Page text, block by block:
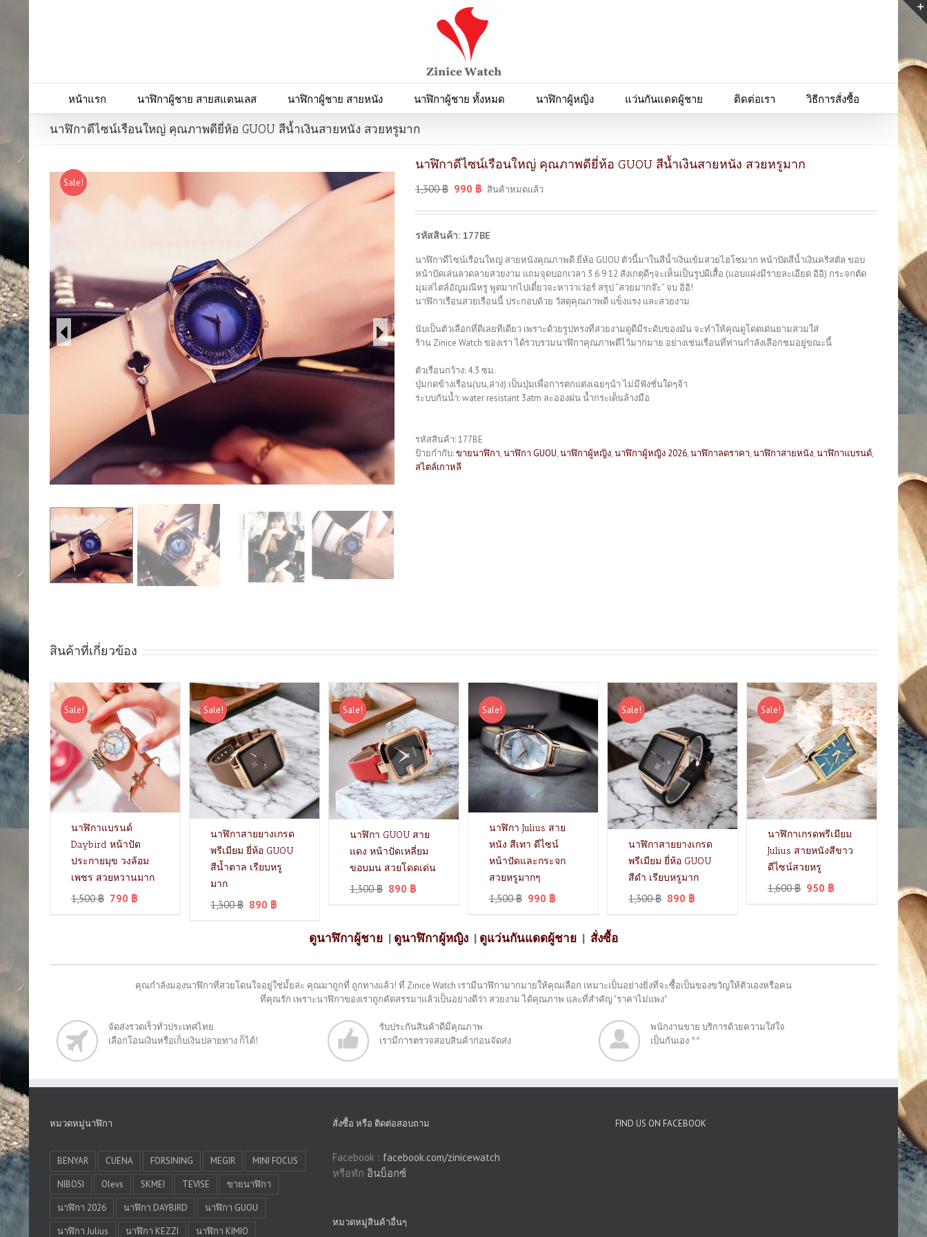
หน้าแรก นาฬิกาผู้ชาย สายสแตนเลส นาฬิกาผู้ชาย สายหนัง นาฬิกาผู้ชาย ทั้งหมด นาฬิกาผู้หญิง แว่นกันแดดผู้ชาย ติดต่อเรา วิธีการสั่งซื้อ
นาฬิกาดีไซน์เรือนใหญ่ คุณภาพดียี่ห้อ GUOU สีน้ำเงินสายหนัง สวยหรูมาก
Sale!
นาฬิกาดีไซน์เรือนใหญ่ คุณภาพดียี่ห้อ GUOU สีน้ำเงินสายหนัง สวยหรูมาก
1,300฿ 990 ฿ สินค้าหมดแล้ว
รหัสสินค้า: 177BE
นาฬิกาดีไซน์เรือนใหญ่ สายหนังคุณภาพดี ยี่ห้อ GUOU ตัวนี้มาในสีน้ำเงินเข้มสวยไฮโซมาก หน้าปัดสีน้ำเงินคริสตัล ขอบ
หน้าปัดเล่นลวดลายสวยงาม แถมจุดบอกเวลา 3 6 9 12 สังเกตุดีๆจะเห็นเป็นรูปผีเสื้อ (แอบแฝงมีรายละเอียด อิอิ) กระจกตัด
มุมสไตล์อัญมณีหรู พูดมากไปเดี๋ยวจะหาว่าเว่อร์ สรุป “สวยมากจ๊ะ” จบ อิอิ!
นาฬิกาเรือนสวยเรือนนี้ ประกอบด้วย วัสดุคุณภาพดี แข็งแรง และสวยงาม
นับเป็นตัวเลือกที่ดีเลยทีเดียว เพราะด้วยรูปทรงที่สวยงามดูดีมีระดับของมัน จะทำให้คุณดูโดดเด่นยามสวมใส่
ร้าน Zinice Watch ของเรา ได้รวบรวมนาฬิกาคุณภาพดีไว้มากมาย อย่างเช่นเรือนที่ท่านกำลังเลือกชมอยู่ขณะนี้
ตัวเรือนกว้าง: 4.3 ซม.
ปุ่มกดข้างเรือน(บน,ล่าง) เป็นปุ่มเพื่อการตกแต่งเฉยๆน้า ไม่มีฟังชั่นใดๆจ้า
ระบบกันน้ำ: water resistant 3atm ละอองฝน น้ำกระเด็นล้างมือ
รหัสสินค้า:177BE
ป้ายกำกับ:ขายนาฬิกา,นาฬิกา GUOU,นาฬิกาผู้หญิง,นาฬิกาผู้หญิง 2026,นาฬิกาลดราคา,นาฬิกาสายหนัง,นาฬิกาแบรนด์,
สไตล์เกาหลี
สินค้าที่เกี่ยวข้อง
Sale!
นาฬิกาแบรนด์
Daybird หน้าปัด
ประกายมุข วงล้อม
เพชร สวยหวานมาก
1,500฿ 790 ฿
Sale!
นาฬิกาสายยางเกรด
พรีเมียม ยี่ห้อ GUOU
สีน้ำตาล เรียบหรู
มาก
1,300฿ 890 ฿
Sale!
นาฬิกา GUOU สาย
แดง หน้าปัดเหลี่ยม
ขอบมน สวยโดดเด่น
1,300฿ 890 ฿
Sale!
นาฬิกา Julius สาย
หนัง สีเทา ดีไซน์
หน้าปัดและกระจก
สวยหรูมากๆ
1,500฿ 990 ฿
Sale!
นาฬิกาสายยางเกรด
พรีเมียม ยี่ห้อ GUOU
สีดำ เรียบหรูมาก
1,300฿ 890 ฿
Sale!
นาฬิกาเกรดพรีเมียม
Julius สายหนังสีขาว
ดีไซน์สวยหรู
1,600฿ 950 ฿
ดูนาฬิกาผู้ชาย | ดูนาฬิกาผู้หญิง | ดูแว่นกันแดดผู้ชาย | สั่งซื้อ
คุณกำลังมองนาฬิกาที่สวยโดนใจอยู่ใช่มั้ยล่ะ คุณมาถูกที่ ถูกทางแล้ว! ที่ Zinice Watch เรามีนาฬิกามากมายให้คุณเลือก เหมาะเป็นอย่างยิ่งที่จะซื้อเป็นของขวัญให้ตัวเองหรือคน
ที่คุณรัก เพราะนาฬิกาของเราถูกคัดสรรมาแล้วเป็นอย่างดีว่า สวยงาม ได้คุณภาพ และที่สำคัญ "ราคาไม่แพง"
จัดส่งรวดเร็วทั่วประเทศไทย
เลือกโอนเงินหรือเก็บเงินปลายทาง ก็ได้!
รับประกันสินค้าดีมีคุณภาพ
เรามีการตรวจสอบสินค้าก่อนจัดส่ง
พนักงานขาย บริการด้วยความใส่ใจ
เป็นกันเอง ^^
หมวดหมู่นาฬิกา
BENYAR CUENA FORSINING MEGIR
MINI FOCUS
NIBOSI
Olevs SKMEI TEVISE
ขายนาฬิกา
นาฬิกา 2026
นาฬิกา DAYBIRD
นาฬิกา GUOU
นาฬิกา Julius
นาฬิกา KEZZI นาฬิกา KIMIO
สั่งซื้อ หรือ ติดต่อสอบถาม
Facebook : facebook.com/zinicewatch
หรือทัก อินบ็อกซ์
หมวดหมู่สินค้าอื่นๆ
FIND US ON FACEBOOK